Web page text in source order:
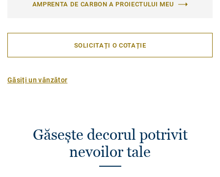
AMPRENTA DE CARBON A PROIECTULUI MEU
SOLICITAȚI O COTAȚIE
Găsiți un vânzător
Găsește decorul potrivit
nevoilor tale